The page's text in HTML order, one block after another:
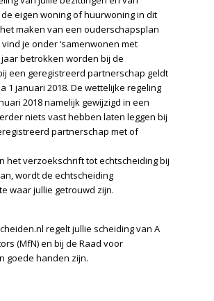
eigen woning of huurwoning in dit
maken van een ouderschapsplan
je onder ‘samenwonen met
betrokken worden bij de
een geregistreerd partnerschap geldt
1 januari 2018. De wettelijke regeling
2018 namelijk gewijzigd in een
niets vast hebben laten leggen bij
partnerschap met of
het verzoekschrift tot echtscheiding bij
wordt de echtscheiding
waar jullie getrouwd zijn.
regelt jullie scheiding van A
(MfN) en bij de Raad voor
goede handen zijn.